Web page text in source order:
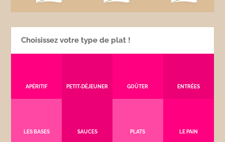
Choisissez votre type de plat !
APÉRITIF PETIT-DÉJEUNER GOÛTER ENTRÉES
LES BASES SAUCES PLATS LE PAIN